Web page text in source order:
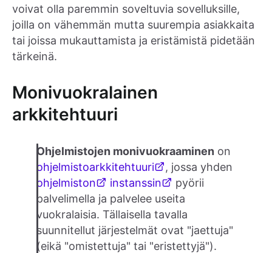
voivat olla paremmin soveltuvia sovelluksille,
joilla on vähemmän mutta suurempia asiakkaita
tai joissa mukauttamista ja eristämistä pidetään
tärkeinä.
Monivuokralainen
arkkitehtuuri
Ohjelmistojen monivuokraaminen on
ohjelmistoarkkitehtuuri
, jossa yhden
ohjelmiston
instanssin
pyörii
palvelimella ja palvelee useita
vuokralaisia. Tällaisella tavalla
suunnitellut järjestelmät ovat "jaettuja"
(eikä "omistettuja" tai "eristettyjä").